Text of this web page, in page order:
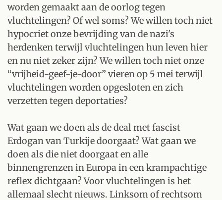
worden gemaakt aan de oorlog tegen
vluchtelingen? Of wel soms? We willen toch niet
hypocriet onze bevrijding van de nazi's
herdenken terwijl vluchtelingen hun leven hier
en nu niet zeker zijn? We willen toch niet onze
“vrijheid-geef-je-door” vieren op 5 mei terwijl
vluchtelingen worden opgesloten en zich
verzetten tegen deportaties?
Wat gaan we doen als de deal met fascist
Erdogan van Turkije doorgaat? Wat gaan we
doen als die niet doorgaat en alle
binnengrenzen in Europa in een krampachtige
reflex dichtgaan? Voor vluchtelingen is het
allemaal slecht nieuws. Linksom of rechtsom